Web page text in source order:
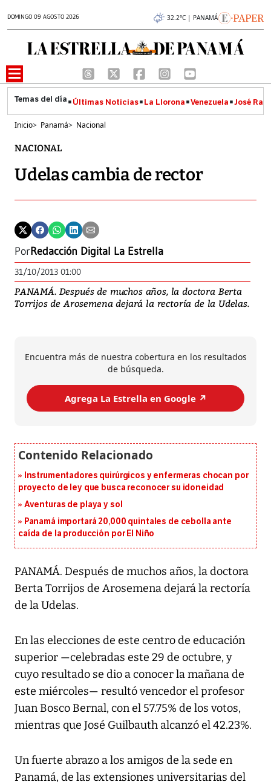
DOMINGO 09 AGOSTO 2026 32.2°C | PANAMÁ
Últimas Noticias La Llorona Venezuela José
Inicio> Panamá> Nacional
NACIONAL
Udelas cambia de rector
PorRedacción Digital La Estrella
31/10/2013 01:00
PANAMÁ. Después de muchos años, la doctora Berta
Torrijos de Arosemena dejará la rectoría de la Udelas.
Encuentra más de nuestra cobertura en los resultados
de búsqueda.
Agrega La Estrella en Google ↗️
Instrumentadores quirúrgicos y enfermeras chocan por
proyecto de ley que busca reconocer su idoneidad
Aventuras de playa y sol
Panamá importará 20,000 quintales de cebolla ante
caída de la producción por El Niño
PANAMÁ. Después de muchos años, la doctora
Berta Torrijos de Arosemena dejará la rectoría
de la Udelas.
En las elecciones de este centro de educación
superior —celebradas este 29 de octubre, y
cuyo resultado se dio a conocer la mañana de
este miércoles— resultó vencedor el profesor
Juan Bosco Bernal, con el 57.75% de los votos,
mientras que José Guilbauth alcanzó el 42.23%.
Un fuerte abrazo a los amigos de la sede en
Panamá, de las extensiones universitarias del